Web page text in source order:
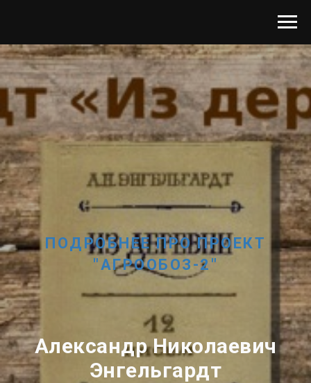
ПОДРОБНЕЕ ПРО ПРОЕКТ
"АГРООБОЗ-2"
Александр Николаевич
Энгельгардт